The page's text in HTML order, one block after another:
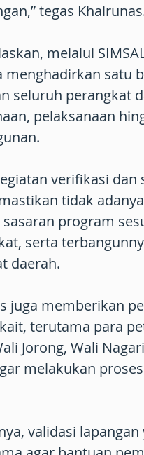
tegas
melalui
menghadirkan satu
seluruh perangkat
pelaksanaan
verifikasi
tidak
program
serta
daerah.
juga memberikan
terutama para
Jorong, Wali
melakukan
validasi